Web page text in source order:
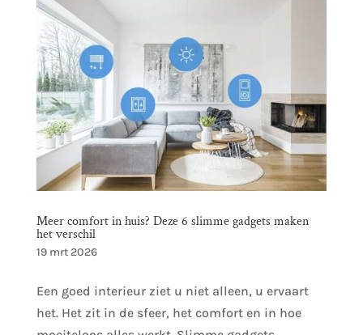
Meer comfort in huis? Deze 6 slimme gadgets maken
het verschil
19 mrt 2026
Een goed interieur ziet u niet alleen, u ervaart
het. Het zit in de sfeer, het comfort en in hoe